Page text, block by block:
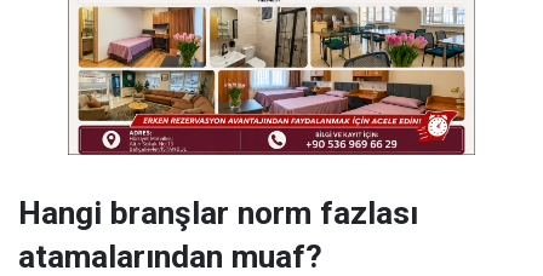
Hangi branşlar norm fazlası
atamalarından muaf?